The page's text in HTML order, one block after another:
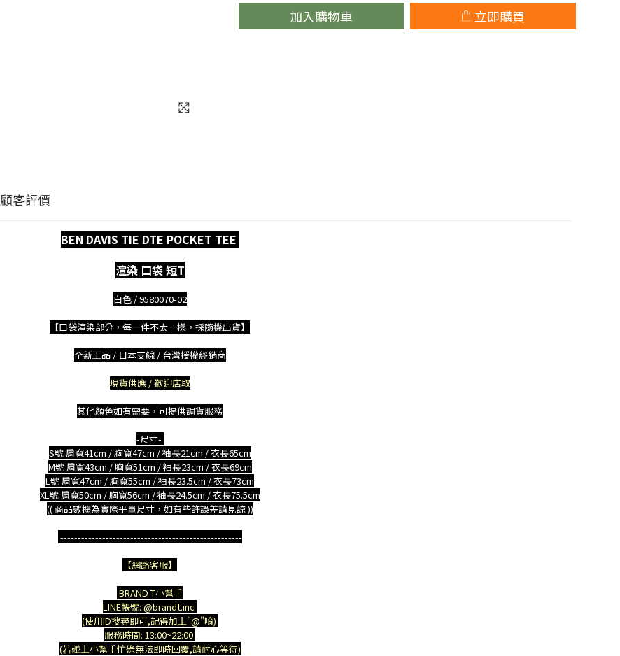
加入購物車 立即購買
顧客評價
BEN DAVIS TIE DTE POCKET TEE
渲染 口袋 短T
白色 /9580070-02
【口袋渲染部分，每一件不太一樣，採隨機出貨】
全新正品 / 日本支線 / 台灣授權經銷商
現貨供應 / 歡迎店取
其他顏色如有需要，可提供調貨服務
-尺寸-
S號 肩寬41cm / 胸寬47cm / 袖長21cm / 衣長65cm
M號 肩寬43cm / 胸寬51cm / 袖長23cm / 衣長69cm
L號 肩寬47cm / 胸寬55cm / 袖長23.5cm / 衣長73cm
XL號 肩寬50cm / 胸寬56cm / 袖長24.5cm / 衣長75.5cm
(( 商品數據為實際平量尺寸，如有些許誤差請見諒 ))
----------------------------------------------------
【網路客服】
BRAND T小幫手
LINE帳號: @brandt.inc
(使用ID搜尋即可,記得加上"@"唷)
服務時間: 13:00~22:00
(若碰上小幫手忙碌無法即時回覆,請耐心等待)